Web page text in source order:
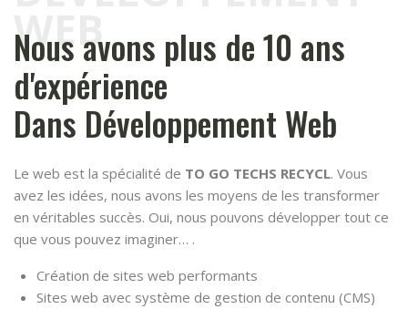
WEB
Nous avons plus de 10 ans
d'expérience
Dans Développement Web
Le web est la spécialité de TO GO TECHS RECYCL. Vous
avez les idées, nous avons les moyens de les transformer
en véritables succès. Oui, nous pouvons développer tout ce
que vous pouvez imaginer… .
Création de sites web performants
Sites web avec système de gestion de contenu (CMS)